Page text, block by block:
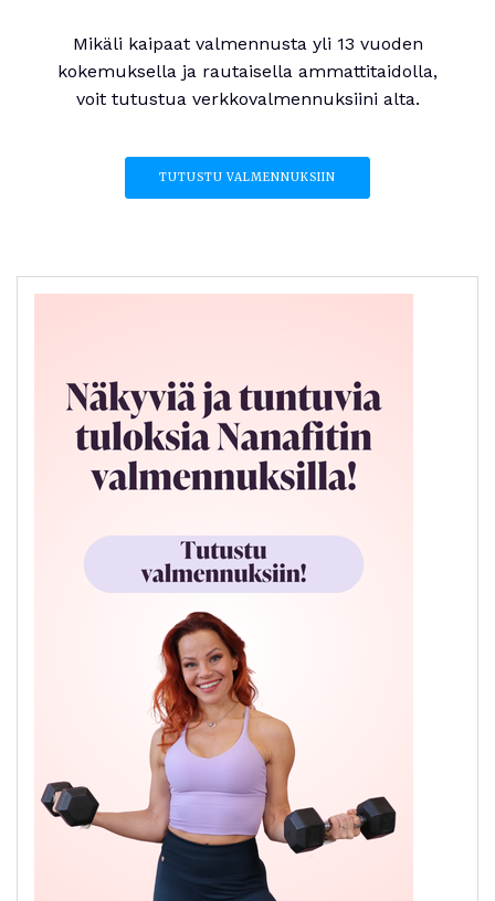
Mikäli kaipaat valmennusta yli 13 vuoden
kokemuksella ja rautaisella ammattitaidolla,
voit tutustua verkkovalmennuksiini alta.
TUTUSTU VALMENNUKSIIN